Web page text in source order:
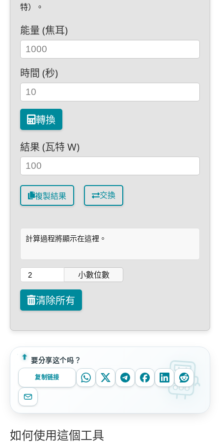
特）。
能量 (焦耳)
時間 (秒)
轉換
結果 (瓦特 W)
複製結果 交換
計算過程將顯示在這裡。
小數位數
清除所有
要分享这个吗？
复制链接
如何使用這個工具